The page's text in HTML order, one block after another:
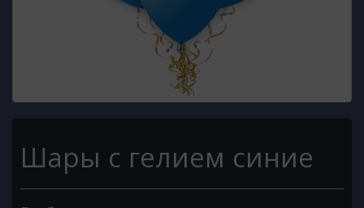
Шары с гелием синие